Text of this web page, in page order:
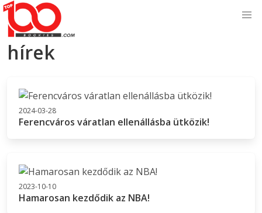
hírek
2024-03-28
Ferencváros váratlan ellenállásba ütközik!
2023-10-10
Hamarosan kezdődik az NBA!